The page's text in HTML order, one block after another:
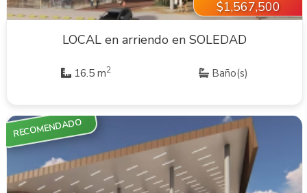
$1,567,500
LOCAL en arriendo en SOLEDAD
16.5 m2 Baño(s)
RECOMENDADO